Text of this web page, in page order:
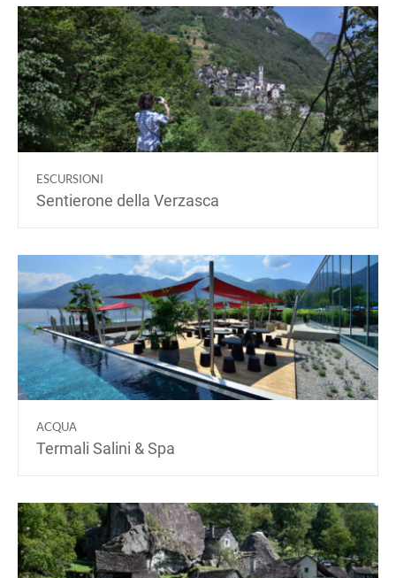
ESCURSIONI
Sentierone della Verzasca
ACQUA
Termali Salini & Spa